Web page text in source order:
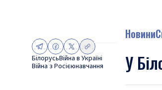
БілорусьВійна в Україні
Війна з Росієюнавчання
Новини
У